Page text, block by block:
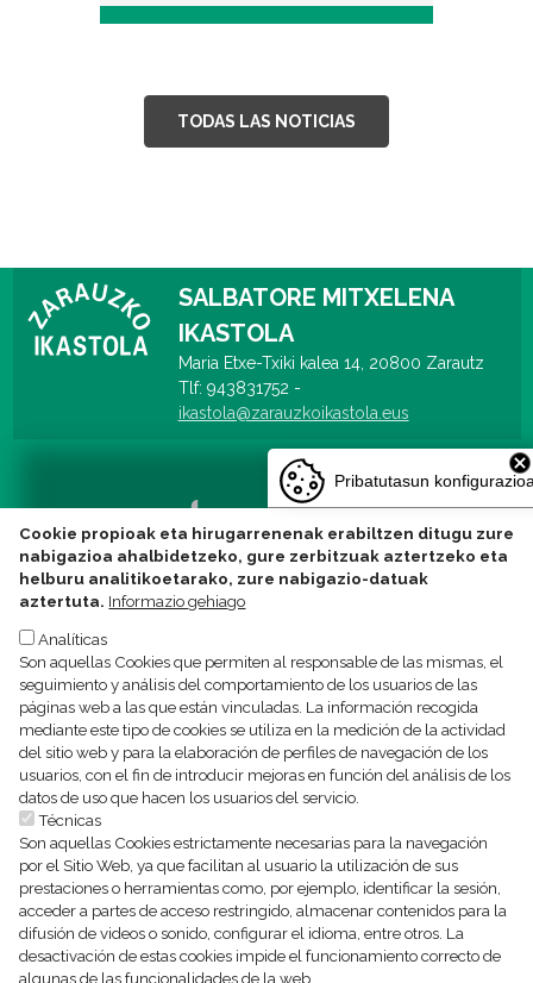
TODAS LAS NOTICIAS
SALBATORE MITXELENA
IKASTOLA
Maria Etxe-Txiki kalea 14, 20800 Zarautz
Tlf: 943831752 -
ikastola@zarauzkoikastola.eus
Política de privacidad Texto legal Política de Cookies
Pribatutasun
Cookie propioak eta hirugarrenenak erabiltzen ditugu zure
nabigazioa ahalbidetzeko, gure zerbitzuak aztertzeko eta
helburu analitikoetarako, zure nabigazio-datuak
aztertuta. Informazio gehiago
Analíticas
Son aquellas Cookies que permiten al responsable de las mismas, el
seguimiento y análisis del comportamiento de los usuarios de las
páginas web a las que están vinculadas. La información recogida
mediante este tipo de cookies se utiliza en la medición de la actividad
del sitio web y para la elaboración de perfiles de navegación de los
usuarios, con el fin de introducir mejoras en función del análisis de los
datos de uso que hacen los usuarios del servicio.
Técnicas
Son aquellas Cookies estrictamente necesarias para la navegación
por el Sitio Web, ya que facilitan al usuario la utilización de sus
prestaciones o herramientas como, por ejemplo, identificar la sesión,
acceder a partes de acceso restringido, almacenar contenidos para la
difusión de videos o sonido, configurar el idioma, entre otros. La
desactivación de estas cookies impide el funcionamiento correcto de
algunas de las funcionalidades de la web.